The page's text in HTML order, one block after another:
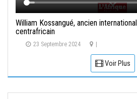
William Kossangué, ancien
centrafricain
23 Septembre 2024 |
Voir Plus